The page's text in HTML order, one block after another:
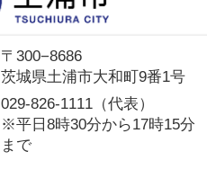
〒300−8686
茨城県土浦市大和町9番1号
029-826-1111（代表）
※平日8時30分から17時15分
まで